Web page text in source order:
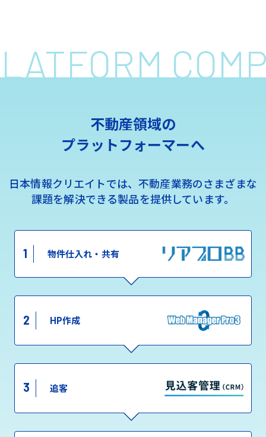
不動産領域の
プラットフォーマーへ
日本情報クリエイトでは、不動産業務のさまざまな
課題を解決できる製品を提供しています。
1 物件仕入れ・共有
2 HP作成
3 追客